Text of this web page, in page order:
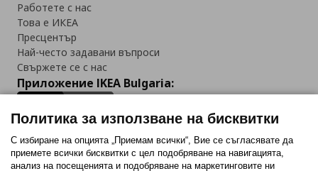
Работете с нас
Това е ИКЕА
Пресцентър
Най-често задавани въпроси
Свържете се с нас
Приложение IKEA Bulgaria:
Последвайте ни:
Политика за използване на бисквитки
С избиране на опцията „Приемам всички“, Вие се съгласявате да
приемете всички бисквитки с цел подобряване на навигацията,
анализ на посещенията и подобряване на маркетинговите ни